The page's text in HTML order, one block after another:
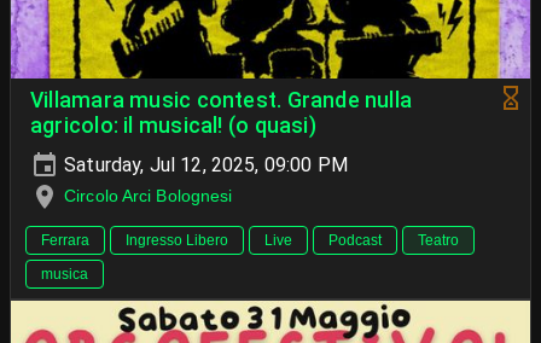
Villamara music contest. Grande nulla
agricolo: il musical! (o quasi)
Saturday, Jul 12, 2025, 09:00 PM
Circolo Arci Bolognesi
Ferrara Ingresso Libero Live Podcast
Teatro
musica